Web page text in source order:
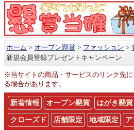
ホーム オープン懸賞 ファッション
新規会員登録プレゼントキャンペーン
※当サイトの商品・サービスのリンク先
る場合があります。
新着情報 オープン懸賞 はがき懸賞
クローズド 店舗限定 地域限定 ア